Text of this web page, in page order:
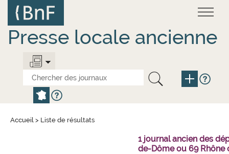
contenu
principal
Presse locale ancienne
Accueil > Liste de résultats
1 journal ancien des
de-Dôme ou 69 Rhône
Panneau de gestion des cookies